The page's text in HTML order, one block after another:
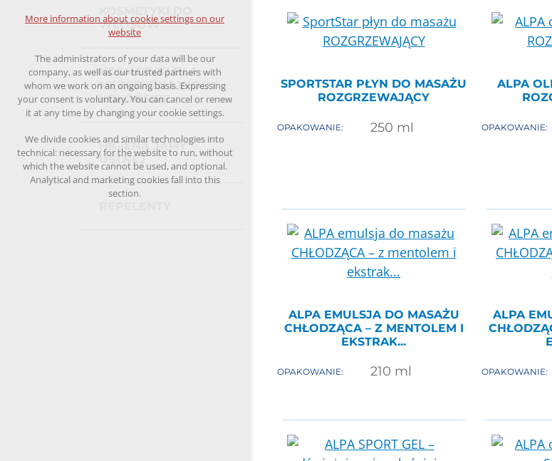
SPORTSTAR PŁYN DO MASAŻU
ROZGRZEWAJĄCY
OPAKOWANIE: 250 ml
ALPA
OPAKOWANIE:
ALPA EMULSJA DO MASAŻU
CHŁODZĄCA – Z MENTOLEM I
EKSTRAK...
OPAKOWANIE: 210 ml
ALPA
OPAKOWANIE:
WŁOSÓW
KOSMETYKI DLA
MĘŻCZYZN I WODY
KOLOŃSKIE
HIGIENA JAMY
USTNEJ
More information about cookie settings on our
website
The administrators of your data will be our
company, as well as our trusted partners with
whom we work on an ongoing basis. Expressing
your consent is voluntary. You can cancel or renew
it at any time by changing your cookie settings.
We divide cookies and similar technologies into
technical: necessary for the website to run, without
which the website cannot be used, and optional.
Analytical and marketing cookies fall into this
section.